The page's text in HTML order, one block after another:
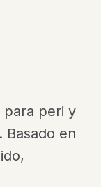
para peri y
Basado en